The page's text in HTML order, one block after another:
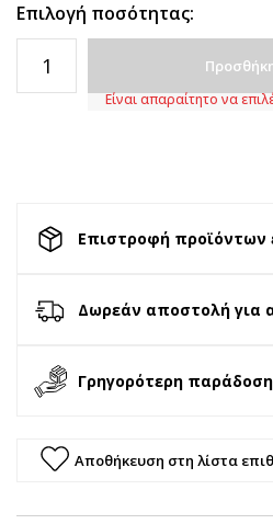
Επιλογή ποσότητας:
Είναι απαραίτητο να
Επιστροφή προϊόντων
Δωρεάν αποστολή για
Γρηγορότερη
Αποθήκευση στη λίστα